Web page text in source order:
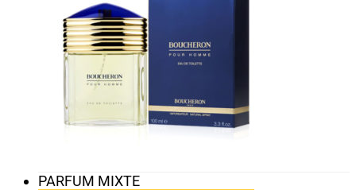
PARFUM MIXTE